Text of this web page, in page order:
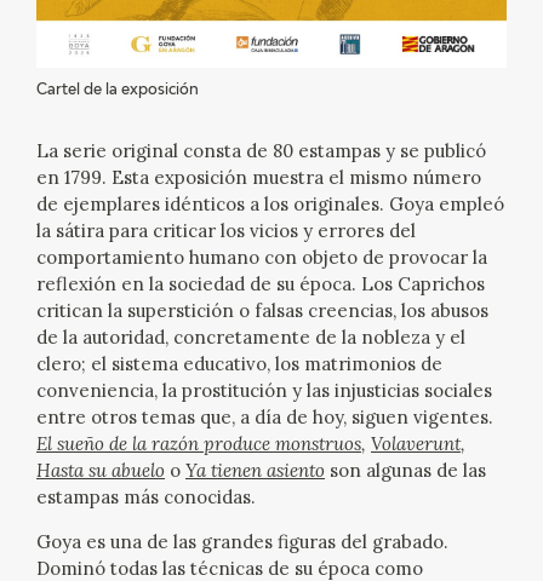
FRANCISCO DE GOYA
CRONOLOGÍA
EL VIAJE DE GOYA
CATÁLOGO
GOYA EN EL MUNDO
GOYA EN ARAGÓN
PREMIO ARAGÓN GOYA
EDICIONES
Cartel de la exposición
La serie original consta de 80 estampas y se publicó
en 1799. Esta exposición muestra el mismo número
de ejemplares idénticos a los originales. Goya empleó
la sátira para criticar los vicios y errores del
comportamiento humano con objeto de provocar la
reflexión en la sociedad de su época. Los Caprichos
critican la superstición o falsas creencias, los abusos
de la autoridad, concretamente de la nobleza y el
clero; el sistema educativo, los matrimonios de
conveniencia, la prostitución y las injusticias sociales
entre otros temas que, a día de hoy, siguen vigentes.
El sueño de la razón produce monstruos, Volaverunt,
Hasta su abuelo o Ya tienen asiento son algunas de las
estampas más conocidas.
Goya es una de las grandes figuras del grabado.
Dominó todas las técnicas de su época como